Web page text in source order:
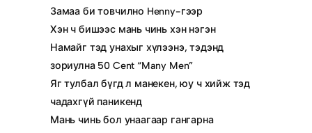
Замаа би товчилно Henny-гээр
Хэн ч бишээс мань чинь хэн нэгэн
Намайг тэд унахыг хүлээнэ, тэдэнд
зориулна 50 Cent “Many Men”
Яг тулбал бүгд л манекен, юу ч хийж тэд
чадахгүй паникенд
Мань чинь бол унаагаар гангарна